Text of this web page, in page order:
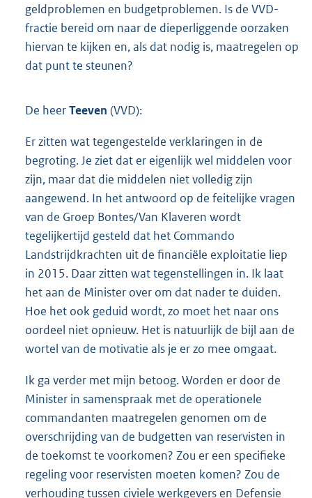
geldproblemen en budgetproblemen. Is de VVD-
fractie bereid om naar de dieperliggende oorzaken
hiervan te kijken en, als dat nodig is, maatregelen op
dat punt te steunen?
De heerTeeven (VVD):
Er zitten wat tegengestelde verklaringen in de
begroting. Je ziet dat er eigenlijk wel middelen voor
zijn, maar dat die middelen niet volledig zijn
aangewend. In het antwoord op de feitelijke vragen
van de Groep Bontes/Van Klaveren wordt
tegelijkertijd gesteld dat het Commando
Landstrijdkrachten uit de financiële exploitatie liep
in 2015. Daar zitten wat tegenstellingen in. Ik laat
het aan de Minister over om dat nader te duiden.
Hoe het ook geduid wordt, zo moet het naar ons
oordeel niet opnieuw. Het is natuurlijk de bijl aan de
wortel van de motivatie als je er zo mee omgaat.
Ik ga verder met mijn betoog. Worden er door de
Minister in samenspraak met de operationele
commandanten maatregelen genomen om de
overschrijding van de budgetten van reservisten in
de toekomst te voorkomen? Zou er een specifieke
regeling voor reservisten moeten komen? Zou de
verhouding tussen civiele werkgevers en Defensie